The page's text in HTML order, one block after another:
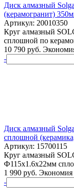
Диск алмазный
(керамогранит)
Артикул: 20010350
Круг алмазный
сплошной по
10 790 руб.
-
Диск алмазный
сплошной
Артикул: 15700115
Круг алмазный
Ф115х1.6х22мм
1 990 руб. Экономия
-